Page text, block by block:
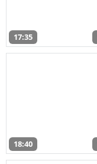
17:35
18:40